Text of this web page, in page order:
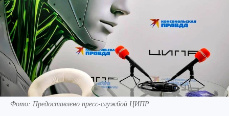
Фото: Предоставлено пресс-службой ЦИПР